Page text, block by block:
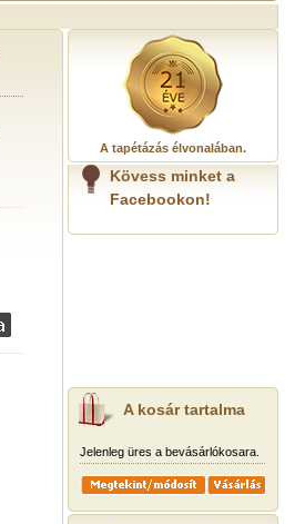
A tapétázás élvonalában.
Kövess minket a
Facebookon!
A kosár tartalma
Jelenleg üres a bevásárlókosara.